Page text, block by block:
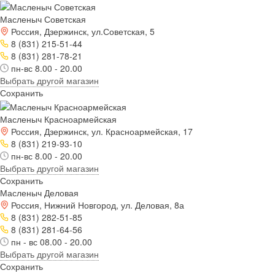
Масленыч Советская
Россия, Дзержинск, ул.Советская, 5
8 (831) 215-51-44
8 (831) 281-78-21
пн-вс 8.00 - 20.00
Выбрать другой магазин
Сохранить
Масленыч Красноармейская
Россия, Дзержинск, ул. Красноармейская, 17
8 (831) 219-93-10
пн-вс 8.00 - 20.00
Выбрать другой магазин
Сохранить
Масленыч Деловая
Россия, Нижний Новгород, ул. Деловая, 8а
8 (831) 282-51-85
8 (831) 281-64-56
пн - вс 08.00 - 20.00
Выбрать другой магазин
Сохранить